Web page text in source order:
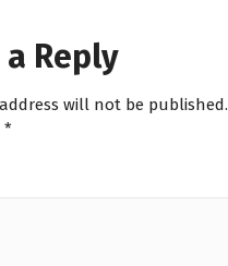
a Reply
will not be published.
*